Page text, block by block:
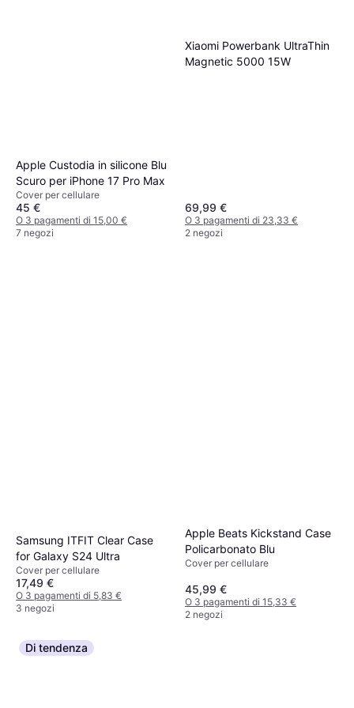
Apple Custodia in silicone Blu
Scuro per iPhone 17 Pro Max
Cover per cellulare
45 €
O 3 pagamenti di 15,00 €
7 negozi
Xiaomi Powerbank UltraThin
Magnetic 5000 15W
69,99 €
O 3 pagamenti di 23,33 €
2 negozi
Samsung ITFIT Clear Case
for Galaxy S24 Ultra
Cover per cellulare
17,49 €
O 3 pagamenti di 5,83 €
3 negozi
Apple Beats Kickstand Case
Policarbonato Blu
Cover per cellulare
45,99 €
O 3 pagamenti di 15,33 €
2 negozi
Di tendenza